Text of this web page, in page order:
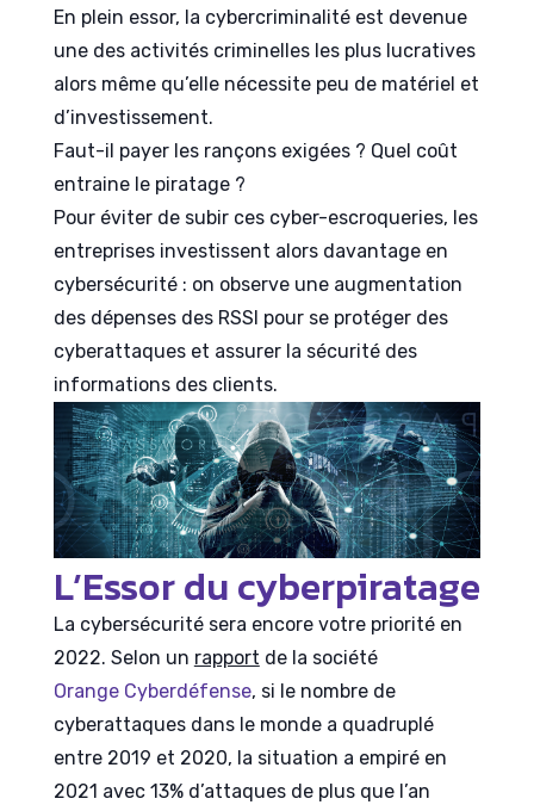
En plein essor, la cybercriminalité est devenue
une des activités criminelles les plus lucratives
alors même qu’elle nécessite peu de matériel et
d’investissement.
Faut-il payer les rançons exigées ? Quel coût
entraine le piratage ?
Pour éviter de subir ces cyber-escroqueries, les
entreprises investissent alors davantage en
cybersécurité : on observe une augmentation
des dépenses des RSSI pour se protéger des
cyberattaques et assurer la sécurité des
informations des clients.
L’Essor du cyberpiratage
La cybersécurité sera encore votre priorité en
2022. Selon un rapport de la société
Orange Cyberdéfense, si le nombre de
cyberattaques dans le monde a quadruplé
entre 2019 et 2020, la situation a empiré en
2021 avec 13% d’attaques de plus que l’an